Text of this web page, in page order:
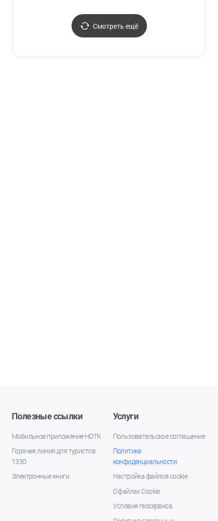
Смотреть ещё
Полезные ссылки
Мобильное приложение НОТК
Горячая линия для туристов
1330
Электронные книги
Услуги
Пользовательское соглашение
Политика
конфиденциальности
Настройка файлов cookie
О файлах Cookie
Условия геосервиса